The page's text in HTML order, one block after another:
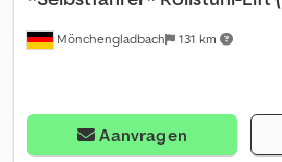
Mönchengladbach 131 km
Aanvragen